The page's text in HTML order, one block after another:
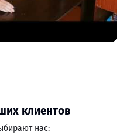
клиентов
нас: